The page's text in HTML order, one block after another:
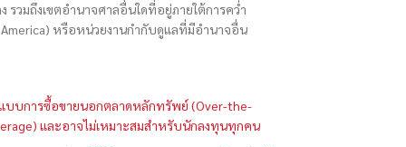
รวมถึงเขตอำนาจศาลอื่นใดที่อยู่ภายใต้การคว่ำ
หรือหน่วยงานกำกับดูแลที่มีอำนาจอื่น
แบบการซื้อขายนอกตลาดหลักทรัพย์ (Over-the-
และอาจไม่เหมาะสมสำหรับนักลงทุนทุกคน